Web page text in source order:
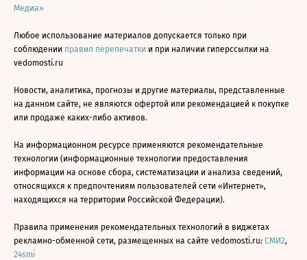
Медиа»
Любое использование материалов допускается только при
соблюдении правил перепечатки и при наличии гиперссылки на
vedomosti.ru
Новости, аналитика, прогнозы и другие материалы, представленные
на данном сайте, не являются офертой или рекомендацией к покупке
или продаже каких-либо активов.
На информационном ресурсе применяются рекомендательные
технологии (информационные технологии предоставления
информации на основе сбора, систематизации и анализа сведений,
относящихся к предпочтениям пользователей сети «Интернет»,
находящихся на территории Российской Федерации).
Правила применения рекомендательных технологий в виджетах
рекламно-обменной сети, размещенных на сайте vedomosti.ru: СМИ2,
24smi